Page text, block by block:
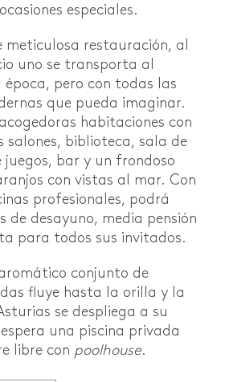
especiales.
meticulosa restauración, al
uno se transporta al
pero con todas las
que pueda imaginar.
habitaciones con
salones, biblioteca, sala de
juegos, bar y un frondoso
con vistas al mar. Con
profesionales, podrá
de desayuno, media pensión
para todos sus invitados.
conjunto de
fluye hasta la orilla y la
se despliega a su
una piscina privada
libre con poolhouse.